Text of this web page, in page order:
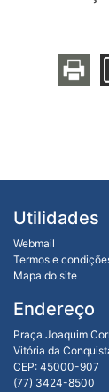
Utilidades
Webmail
Termos e
Mapa do site
Endereço
Praça Joaquim
Vitória da
CEP: 45000-907
(77) 3424-8500